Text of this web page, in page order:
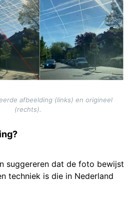
afbeelding (links) en origineel
(rechts).
suggereren dat de foto bewijst
techniek is die in Nederland